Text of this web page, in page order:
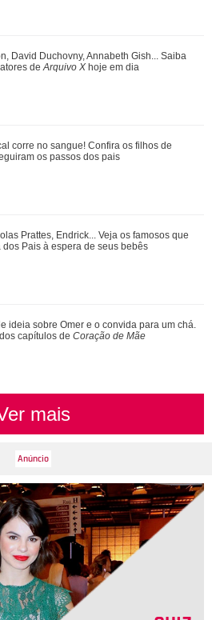
ideia sobre Omer e o convida para um chá.
capítulos de Cor...
Prattes, Endrick... Veja os famosos que
Pais à esper...
Camila Cabello, Hailey Bieber...
- e affairs - de Shawn ...
Edson Celulari, Daniel... Veja os famosos
mais velhos
David Duchovny, Annabeth Gish... Saiba
deArquivo X hoje em dia
corre no sangue! Confira os filhos de
os passos dos pais
Prattes, Endrick... Veja os famosos que
Pais à espera de seus bebês
ideia sobre Omer e o convida para um chá.
capítulos de Coração de Mãe
mais